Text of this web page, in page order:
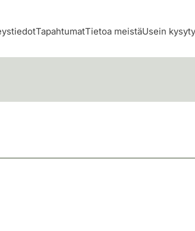
TapahtumatTietoa meistäUsein